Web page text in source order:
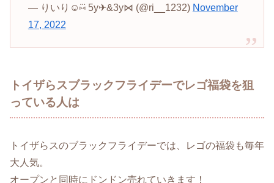
— りいり☺︎⑅⃛ 5y✈︎&3y⋈ (@ri__1232) November
17, 2022
トイザらスブラックフライデーでレゴ福袋を狙
っている人は
トイザらスのブラックフライデーでは、レゴの福袋も毎年
大人気。
オープンと同時にドンドン売れていきます！